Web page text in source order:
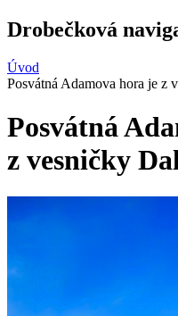
Drobečková
Úvod
Posvátná Adamova hora je z
Posvátná
z vesničky